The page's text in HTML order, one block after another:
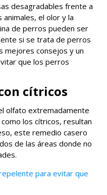
desagradables frente a
animales, el olor y la
de perros pueden ser
si se trata de perros
mejores consejos y un
que los perros
cítricos
olfato extremadamente
los cítricos, resultan
este remedio casero
de las áreas donde no
para evitar que